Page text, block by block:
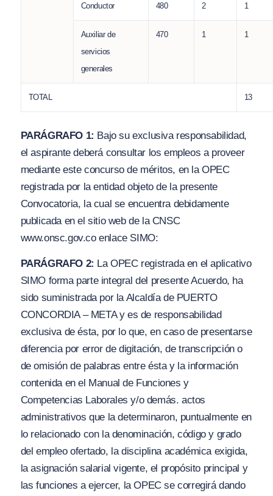
Conductor 480 2 1
Auxiliar de
servicios
generales
470 1 1
TOTAL 13
PARÁGRAFO 1: Bajo su exclusiva responsabilidad,
el aspirante deberá consultar los empleos a proveer
mediante este concurso de méritos, en la OPEC
registrada por la entidad objeto de la presente
Convocatoria, la cual se encuentra debidamente
publicada en el sitio web de la CNSC
www.onsc.gov.coenlace SIMO:
PARÁGRAFO 2: La OPEC registrada en el aplicativo
SIMO forma parte integral del presente Acuerdo, ha
sido suministrada por la Alcaldía de PUERTO
CONCORDIA – META y es de responsabilidad
exclusiva de ésta, por lo que, en caso de presentarse
diferencia por error de digitación, de transcripción o
de omisión de palabras entre ésta y la información
contenida en el Manual de Funciones y
Competencias Laboralesy/o demás. actos
administrativos que la determinaron, puntualmente en
lo relacionado con la denominación, código y grado
del empleo ofertado, la disciplina académica exigida,
la asignación salarial vigente, el propósito principal y
las funciones a ejercer, la OPEC se corregirá dando